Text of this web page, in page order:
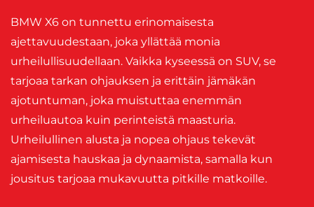
BMW X6 on tunnettu erinomaisesta
ajettavuudestaan, joka yllättää monia
urheilullisuudellaan. Vaikka kyseessä on SUV, se
tarjoaa tarkan ohjauksen ja erittäin jämäkän
ajotuntuman, joka muistuttaa enemmän
urheiluautoa kuin perinteistä maasturia.
Urheilullinen alusta ja nopea ohjaus tekevät
ajamisesta hauskaa ja dynaamista, samalla kun
jousitus tarjoaa mukavuutta pitkille matkoille.